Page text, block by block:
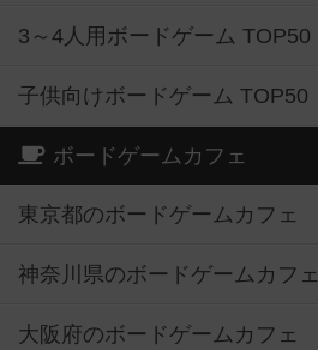
3～4人用ボードゲーム TOP50
子供向けボードゲーム TOP50
ボードゲームカフェ
東京都のボードゲームカフェ
神奈川県のボードゲームカフェ
大阪府のボードゲームカフェ